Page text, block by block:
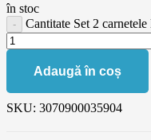
în stoc
Cantitate Set 2
Adaugă în coș
SKU: 3070900035904